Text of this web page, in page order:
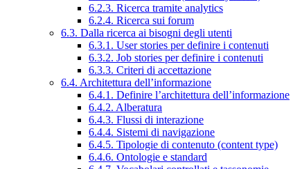
6.2.3. Ricerca tramite analytics
6.2.4. Ricerca sui forum
6.3. Dalla ricerca ai bisogni degli utenti
6.3.1. User stories per definire i contenuti
6.3.2. Job stories per definire i contenuti
6.3.3. Criteri di accettazione
6.4. Architettura dell’informazione
6.4.1. Definire l’architettura dell’informazione
6.4.2. Alberatura
6.4.3. Flussi di interazione
6.4.4. Sistemi di navigazione
6.4.5. Tipologie di contenuto (content type)
6.4.6. Ontologie e standard